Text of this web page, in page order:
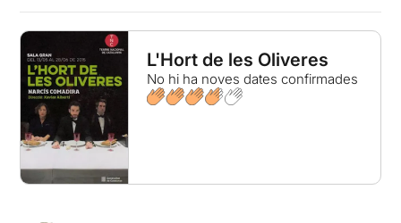
L'Hort de les Oliveres
No hi ha noves dates confirmades